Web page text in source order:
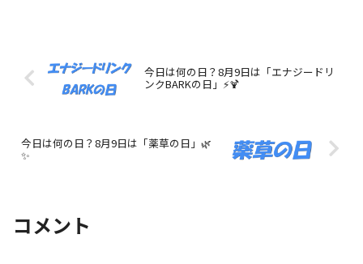
今日は何の日？8月9日は「エナジードリ
ンクBARKの日」⚡️🍹
今日は何の日？8月9日は「薬草の日」🌿
✨
コメント